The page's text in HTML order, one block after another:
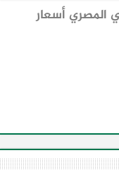
المصري أسعار